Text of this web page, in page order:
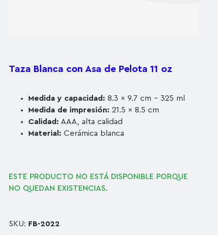
Taza Blanca con Asa de Pelota 11 oz
Medida y capacidad: 8.3 x 9.7 cm – 325 ml
Medida de impresión: 21.5 x 8.5 cm
Calidad: AAA, alta calidad
Material: Cerámica blanca
ESTE PRODUCTO NO ESTÁ DISPONIBLE PORQUE
NO QUEDAN EXISTENCIAS.
SKU: FB-2022